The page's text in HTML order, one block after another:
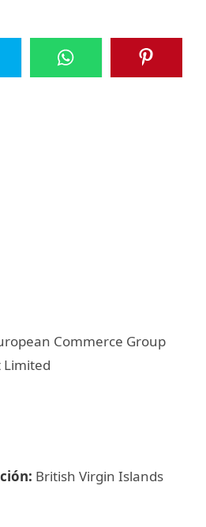
Commerce Group
British Virgin Islands